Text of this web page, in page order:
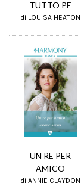
TUTTO PE
di LOUISA HEATON
UN RE PER
AMICO
di ANNIE CLAYDON